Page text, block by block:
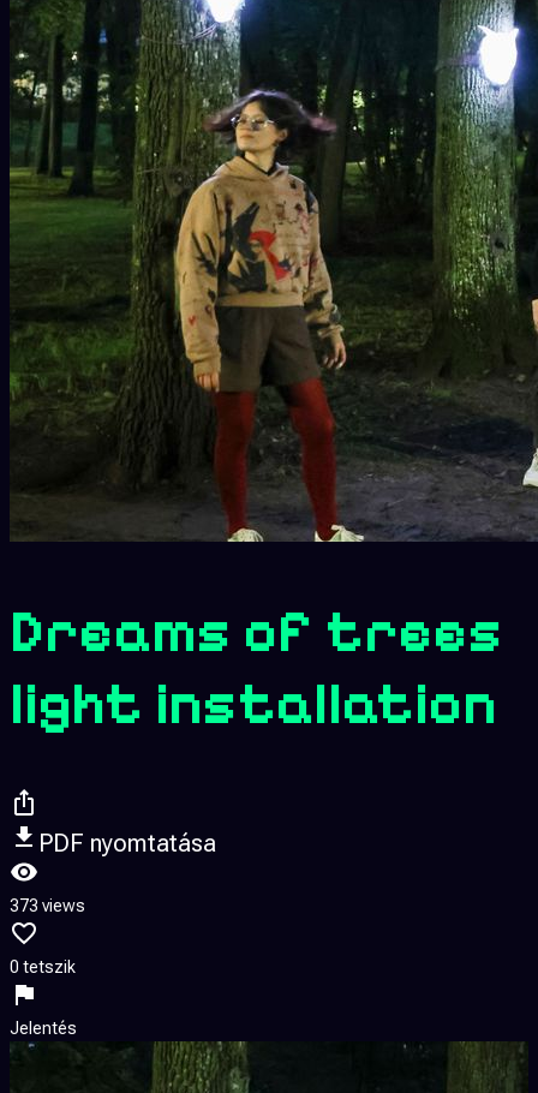
Dreams of trees ​
light installation
PDF nyomtatása
373 views
0 tetszik
Jelentés